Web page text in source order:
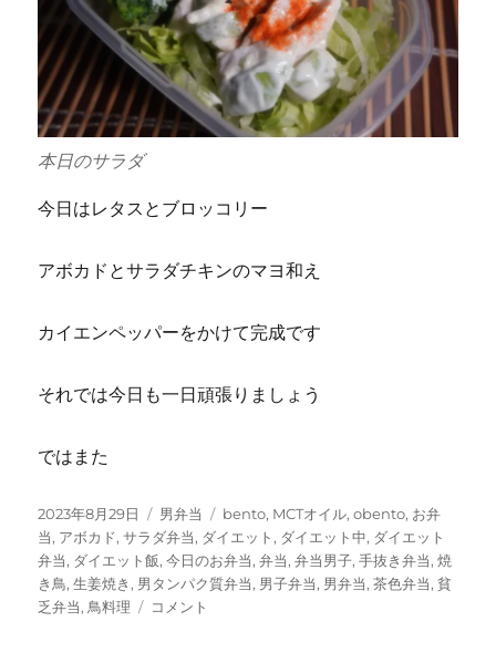
本日のサラダ
今日はレタスとブロッコリー
アボカドとサラダチキンのマヨ和え
カイエンペッパーをかけて完成です
それでは今日も一日頑張りましょう
ではまた
投
稿
日:
2023年8月29日
カ
テ
ゴ
リ
ー
男弁当
タ
グ
bento, MCTオイル,obento, お弁
当, アボカド,サラダ弁当, ダイエット , ダイエット中, ダイエット
弁当, ダイエット飯,今日のお弁当,弁当,弁当男子,手抜き弁当,焼
き鳥,生姜焼き , 男タンパク質弁当, 男子弁当, 男弁当,茶色弁当,貧
乏弁当, 鳥料理
鳥
コメント